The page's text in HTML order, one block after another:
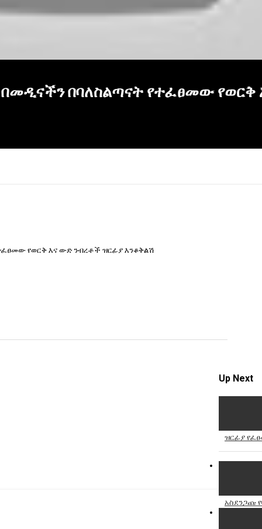
በባለስልጣናት የተፈፀመው
የወርቅ እና ውድ ንብረቶች ዝርፊያ እንቆቅልሽ
Up Next
ዝርፊያ
አስደንጋጩ
Report